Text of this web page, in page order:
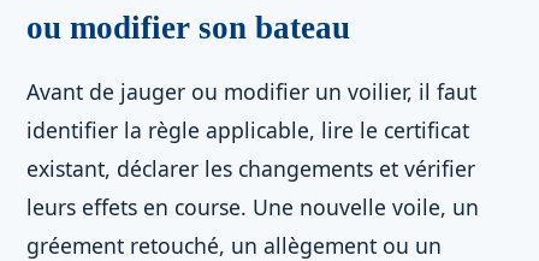
ou modifier son bateau
Avant de jauger ou modifier un voilier, il faut
identifier la règle applicable, lire le certificat
existant, déclarer les changements et vérifier
leurs effets en course. Une nouvelle voile, un
gréement retouché, un allègement ou un